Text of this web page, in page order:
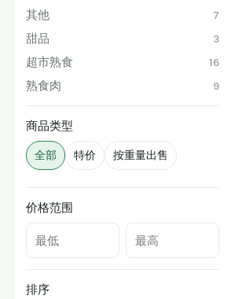
其他 7
甜品 3
超市熟食 16
熟食肉 9
商品类型
全部 特价 按重量出售
价格范围
排序